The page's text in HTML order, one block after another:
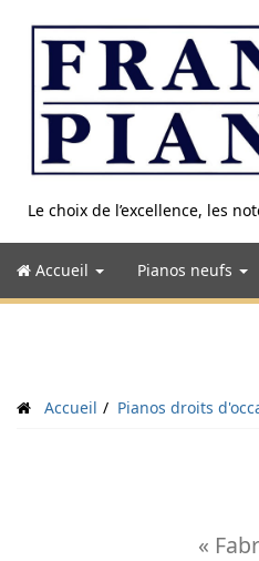
contenu
Le choix de l’excellence, les
Accueil Pianos neufs
Accueil Pianos droits
«